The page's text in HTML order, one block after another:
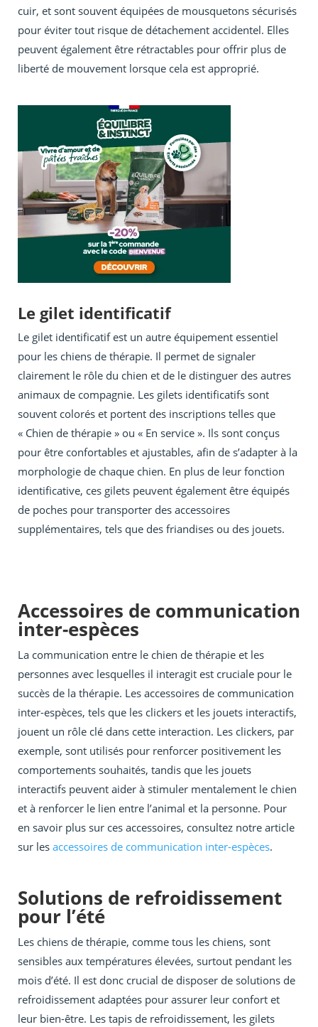
cuir, et sont souvent équipées de mousquetons sécurisés
pour éviter tout risque de détachement accidentel. Elles
peuvent également être rétractables pour offrir plus de
liberté de mouvement lorsque cela est approprié.
Le gilet identificatif
Le gilet identificatif est un autre équipement essentiel
pour les chiens de thérapie. Il permet de signaler
clairement le rôle du chien et de le distinguer des autres
animaux de compagnie. Les gilets identificatifs sont
souvent colorés et portent des inscriptions telles que
« Chien de thérapie » ou « En service ». Ils sont conçus
pour être confortables et ajustables, afin de s’adapter à la
morphologie de chaque chien. En plus de leur fonction
identificative, ces gilets peuvent également être équipés
de poches pour transporter des accessoires
supplémentaires, tels que des friandises ou des jouets.
Accessoires de communication
inter-espèces
La communication entre le chien de thérapie et les
personnes avec lesquelles il interagit est cruciale pour le
succès de la thérapie. Les accessoires de communication
inter-espèces, tels que les clickers et les jouets interactifs,
jouent un rôle clé dans cette interaction. Les clickers, par
exemple, sont utilisés pour renforcer positivement les
comportements souhaités, tandis que les jouets
interactifs peuvent aider à stimuler mentalement le chien
et à renforcer le lien entre l’animal et la personne. Pour
en savoir plus sur ces accessoires, consultez notre article
sur les accessoires de communication inter-espèces.
Solutions de refroidissement
pour l’été
Les chiens de thérapie, comme tous les chiens, sont
sensibles aux températures élevées, surtout pendant les
mois d’été. Il est donc crucial de disposer de solutions de
refroidissement adaptées pour assurer leur confort et
leur bien-être. Les tapis de refroidissement, les gilets